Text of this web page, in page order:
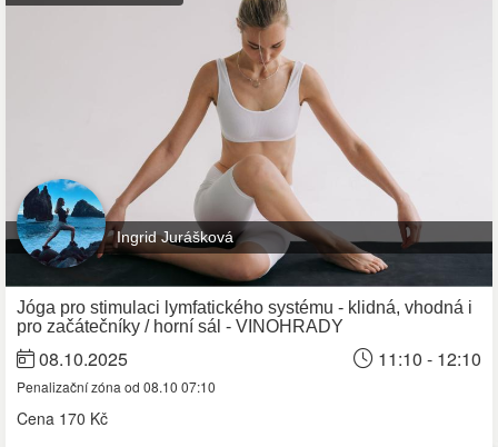
Ingrid Jurášková
Jóga pro stimulaci lymfatického systému - klidná, vhodná i
pro začátečníky / horní sál - VINOHRADY
08.10.2025 11:10 - 12:10
Penalizační zóna od 08.10 07:10
Cena 170 Kč